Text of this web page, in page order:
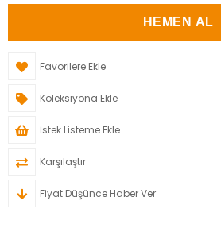
Favorilere Ekle
Koleksiyona Ekle
İstek Listeme Ekle
Karşılaştır
Fiyat Düşünce Haber Ver